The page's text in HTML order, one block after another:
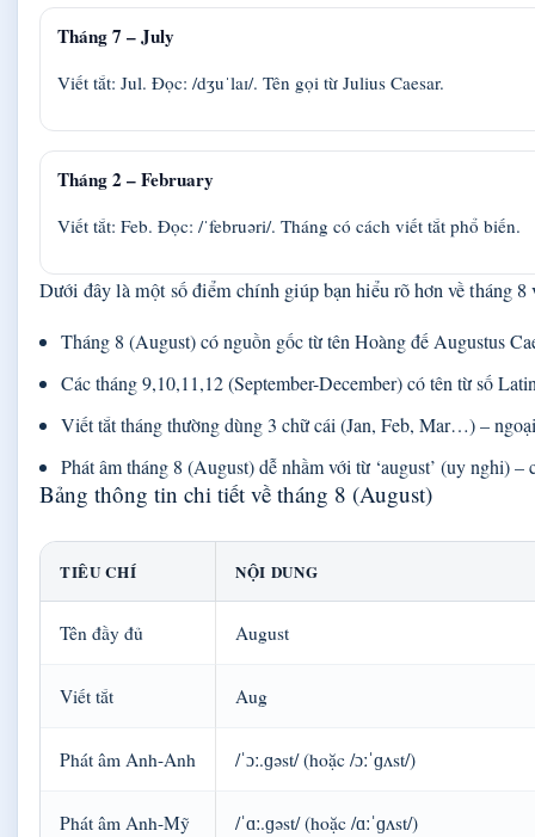
Tháng 7 – July
Viết tắt: Jul. Đọc: /dʒuˈlaɪ/. Tên gọi từ Julius Caesar.
Tháng 2 – February
Viết tắt: Feb. Đọc: /ˈfebruəri/. Tháng có cách viết tắt phổ biến.
Dưới đây là một số điểm chính giúp bạn hiểu rõ hơn về tháng 8
Tháng 8 (August) có nguồn gốc từ tên Hoàng đế Augustus
Các tháng 9,10,11,12 (September-December) có tên từ số
Viết tắt tháng thường dùng 3 chữ cái (Jan, Feb, Mar…) –
Phát âm tháng 8 (August) dễ nhầm với từ ‘august’ (uy nghi) –
Bảng thông tin chi tiết về tháng 8 (August)
TIÊU CHÍ NỘI DUNG
Tên đầy đủ August
Viết tắt Aug
Phát âm Anh-Anh /ˈɔː.ɡəst/ (hoặc /ɔːˈɡʌst/)
Phát âm Anh-Mỹ /ˈɑː.ɡəst/ (hoặc /ɑːˈɡʌst/)